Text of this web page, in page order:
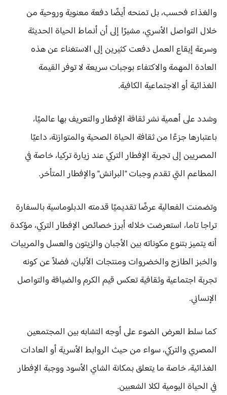
والغذاء فحسب، بل تمنحه أيضًا دفعة معنوية وروحية من
خلال التواصل الأسري، مشيرًا إلى أن أنماط الحياة الحديثة
وسرعة إيقاع العمل دفعت كثيرين إلى الاستغناء عن هذه
العادة المهمة والاكتفاء بوجبات سريعة لا توفر القيمة
الغذائية أو الاجتماعية الكافية.
وشدد على أهمية نشر ثقافة الإفطار والتعريف بها عالميًا،
باعتبارها جزءًا من ثقافة الحياة الصحية والمتوازنة، داعيًا
المصريين إلى تجربة الإفطار التركي عند زيارة تركيا، خاصة في
المطاعم التي تقدم وجبات "البرانش" والإفطار المتأخر.
وتضمنت الفعالية عرضًا تقديميًا قدمته الدبلوماسية بالسفارة
تراجا تاما، استعرضت خلاله أبرز خصائص الإفطار التركي، مؤكدة
أنه يتميز بتنوع مكوناته بين الأجبان والزيتون والعسل والمربيات
والخبز الطازج والخضروات ومنتجات الألبان، فضلاً عن كونه
تجربة اجتماعية وثقافية تعكس قيم الكرم والضيافة والتواصل
الإنساني.
كما سلط العرض الضوء على أوجه التشابه بين المجتمعين
المصري والتركي، سواء من حيث الروابط الأسرية أو العادات
الغذائية، خاصة ما يتعلق بمكانة الشاي الأسود ووجبة الإفطار
في الحياة اليومية لكلا الشعبين.